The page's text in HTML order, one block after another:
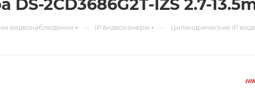
2CD3686G2T-IZS 2.7-
видеонаблюдения — IP видеокамеры — Цилиндрические IP